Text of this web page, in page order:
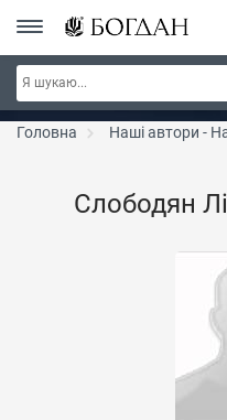
РОЗПРОДАЖ ~ 150 грн ~ 200 грн
300 грн ~
Головна Наші автори -
Слободян